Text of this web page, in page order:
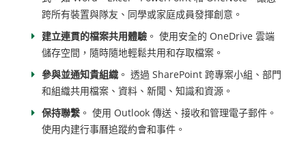
跨所有裝置與隊友、同學或家庭成員發揮創意。
建立連貫的檔案共用體驗。 使用安全的 OneDrive 雲端
儲存空間，隨時隨地輕鬆共用和存取檔案。
參與並通知貴組織。 透過 SharePoint 跨專案小組、部門
和組織共用檔案、資料、新聞、知識和資源。
保持聯繫。 使用 Outlook 傳送、接收和管理電子郵件。
使用内建行事曆追蹤約會和事件。